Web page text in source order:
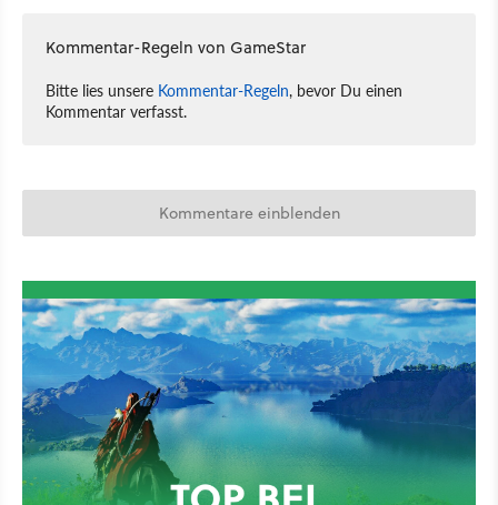
Kommentar-Regeln von GameStar
Bitte lies unsere Kommentar-Regeln, bevor Du einen
Kommentar verfasst.
Kommentare einblenden